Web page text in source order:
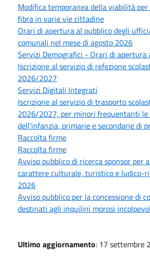
Modifica temporanea della viabilità
fibra in varie vie cittadine
Orari di apertura al pubblico degli
comunali nel mese di agosto 2026
Servizi Demografici - Orari di apertura
Iscrizione al servizio di refezione
2026/2027
Servizi Digitali Integrati
Iscrizione al servizio di trasporto
2026/2027, per minori frequentanti le
dell’infanzia, primarie e secondarie di
Raccolta firme
Raccolta firme
Avviso pubblico di ricerca sponsor per
carattere culturale, turistico e ludico-
2026
Avviso pubblico per la concessione di
destinati agli inquilini morosi
Ultimo aggiornamento: 17 settembre